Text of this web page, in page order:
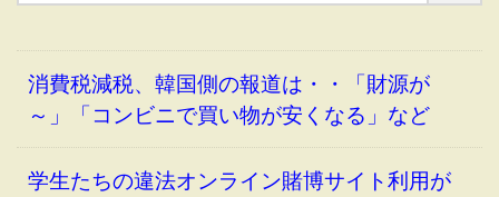
消費税減税、韓国側の報道は・・「財源が
～」「コンビニで買い物が安くなる」など
学生たちの違法オンライン賭博サイト利用が